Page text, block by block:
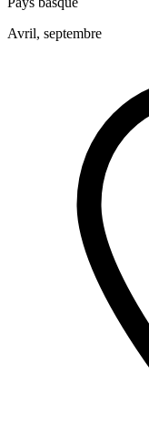
Avril, septembre